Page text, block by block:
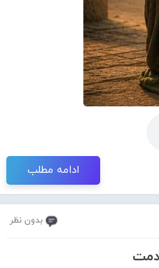
ادامه مطلب
بدون نظر